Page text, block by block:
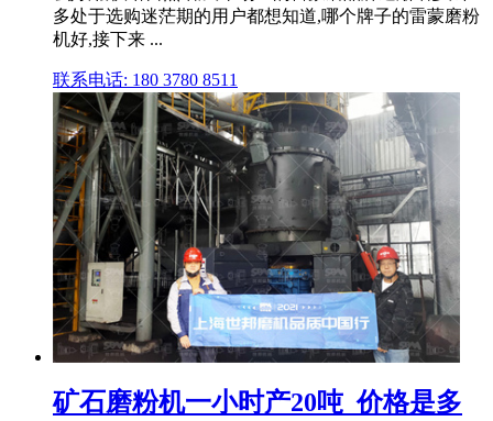
多处于选购迷茫期的用户都想知道,哪个牌子的雷蒙磨粉
机好,接下来 ...
联系电话: 180 3780 8511
矿石磨粉机一小时产20吨_价格是多